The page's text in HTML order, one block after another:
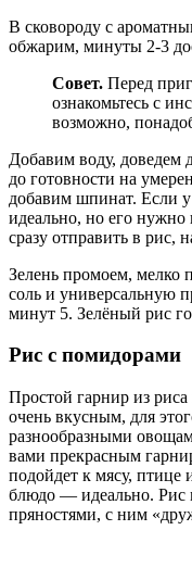
В сковороду с
обжарим, минуты 2-3
Совет. Перед
ознакомьтесь с
возможно,
Добавим воду,
до готовности на
добавим шпинат. Если
идеально, но его
сразу отправить в рис,
Зелень промоем, мелко
соль и универсальную
минут 5. Зелёный рис
Рис с помидорами
Простой гарнир из
очень вкусным, для
разнообразными
вами прекрасным
подойдет к мясу, птице
блюдо — идеально. Рис
пряностями, с ним